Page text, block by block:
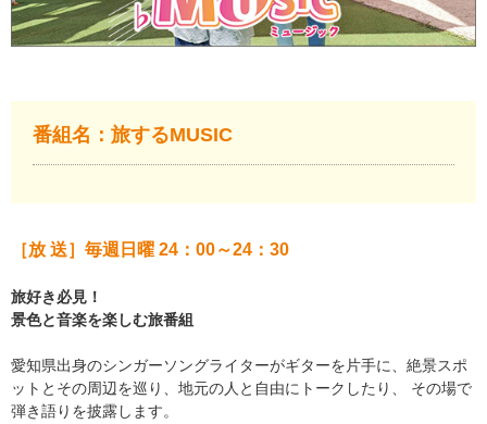
番組名：旅するMUSIC
［放 送］毎週日曜 24：00～24：30
旅好き必見！
景色と音楽を楽しむ旅番組
愛知県出身のシンガーソングライターがギターを片手に、絶景スポ
ットとその周辺を巡り、地元の人と自由にトークしたり、 その場で
弾き語りを披露します。